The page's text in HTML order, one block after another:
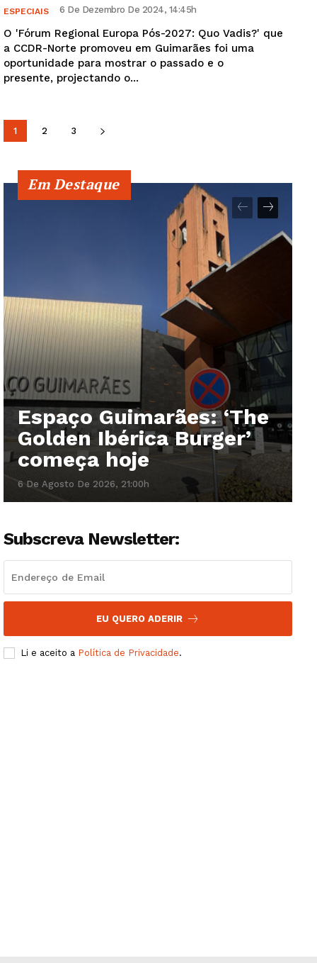
ESPECIAIS 6 De Dezembro De 2024, 14:45h
O 'Fórum Regional Europa Pós-2027: Quo Vadis?' que
a CCDR-Norte promoveu em Guimarães foi uma
oportunidade para mostrar o passado e o
presente, projectando o...
1 2 3
Em Destaque
Espaço Guimarães: ‘The
Golden Ibérica Burger’
começa hoje
6 De Agosto De 2026, 21:00h
Subscreva Newsletter:
EU QUERO ADERIR
Li e aceito a Política de Privacidade.